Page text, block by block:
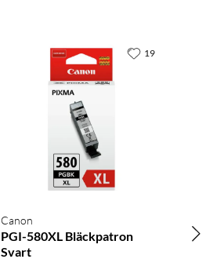
Canon
PGI-580XL Bläckpatron
Svart
19